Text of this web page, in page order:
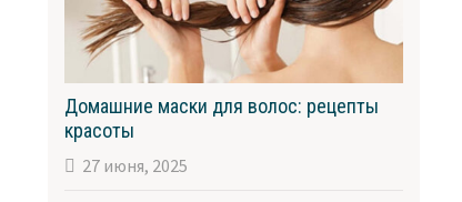
Домашние маски для волос: рецепты
красоты
27 июня, 2025